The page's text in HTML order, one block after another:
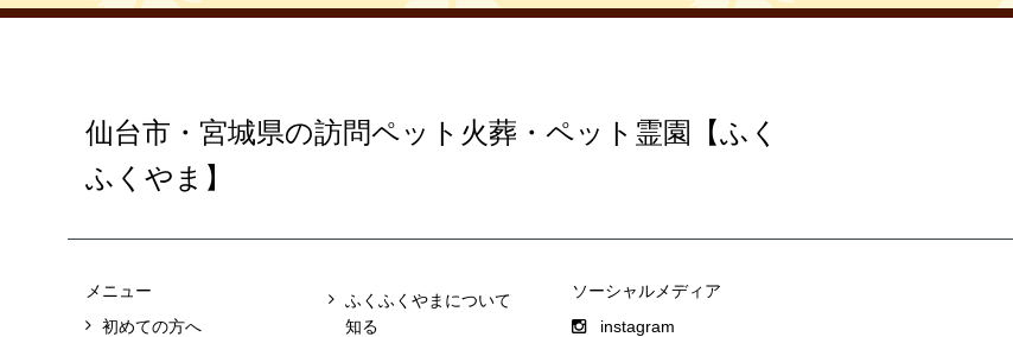
仙台市・宮城県の訪問ペット火葬・ペット霊園【ふく
ふくやま】
メニュー
初めての方へ
ふくふくやまについて
知る
ソーシャルメディア
instagram